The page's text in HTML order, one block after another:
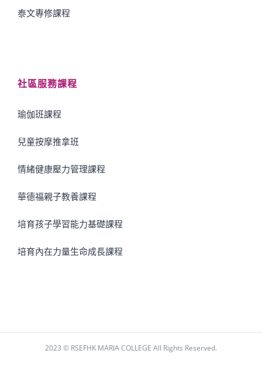
泰文專修課程
社區服務課程
瑜伽班課程
兒童按摩推拿班
情緒健康壓力管理課程
華德福親子教養課程
培育孩子學習能力基礎課程
培育內在力量生命成長課程
2023 © RSEFHK MARIA COLLEGE All Rights Reserved.